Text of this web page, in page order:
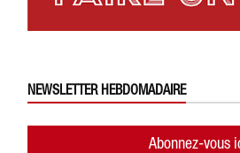
NEWSLETTER HEBDOMADAIRE
Abonnez-vous